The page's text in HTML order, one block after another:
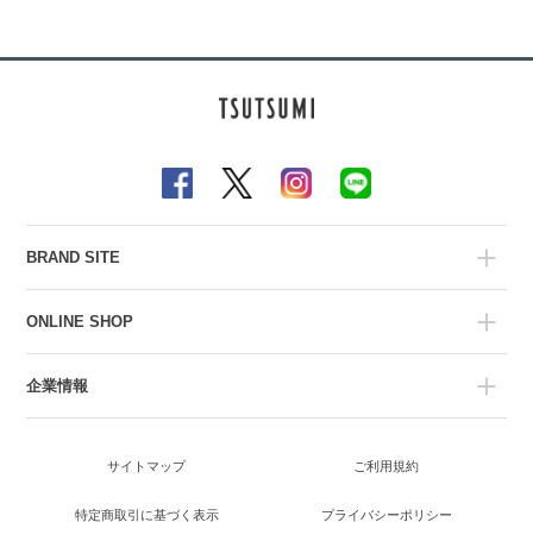
BRAND SITE
ONLINE SHOP
企業情報
サイトマップ ご利用規約
特定商取引に基づく表示 プライバシーポリシー